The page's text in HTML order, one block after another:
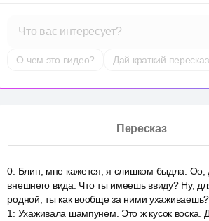
Что вас интересует?
О чем это видео? Дай краткий пересказ
Пересказ
0: Блин, мне кажется, я слишком быдла. Оо,
внешнего вида. Что ты имеешь ввиду? Ну,
родной, ты как вообще за ними
1 : Ухаживала шампунем. Это ж кусок воска.